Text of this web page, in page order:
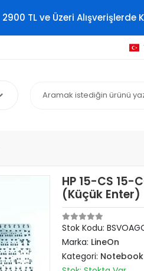
2900 TL ve Üzeri
HP 15-CS 15-
(Küçük Enter)
Stok Kodu:
Marka: LineOn
Kategori: